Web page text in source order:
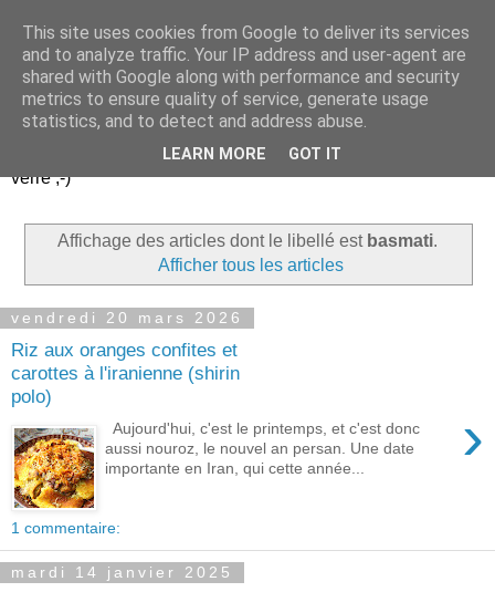
Un peu gay dans les
coings...
Découvrir le monde. Assiette après assiette. Verre après
verre ;-)
Affichage des articles dont le libellé est basmati.
Afficher tous les articles
vendredi 20 mars 2026
Riz aux oranges confites et
carottes à l'iranienne (shirin
polo)
›
Aujourd'hui, c'est le printemps, et c'est donc
aussi nouroz, le nouvel an persan. Une date
importante en Iran, qui cette année...
1 commentaire:
mardi 14 janvier 2025
This site uses cookies from Google to deliver its services
and to analyze traffic. Your IP address and user-agent are
shared with Google along with performance and security
metrics to ensure quality of service, generate usage
statistics, and to detect and address abuse.
LEARN MORE GOT IT